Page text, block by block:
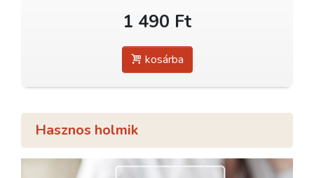
1 490 Ft
kosárba
Hasznos holmik